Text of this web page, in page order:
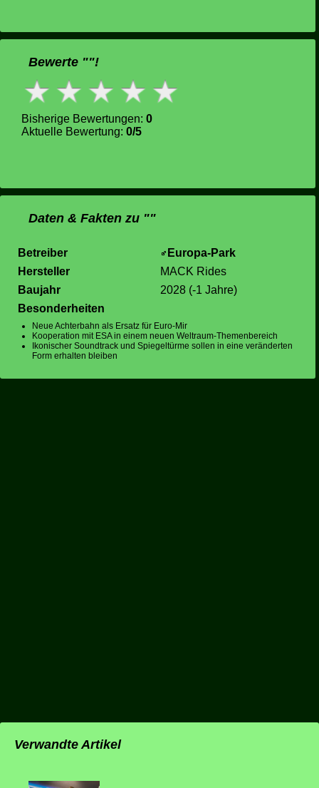
Bewerte ""!
Bisherige Bewertungen: 0
Aktuelle Bewertung: 0/5
Daten & Fakten zu ""
Betreiber
Europa-Park
Hersteller
MACK Rides
Baujahr
2028 (-1 Jahre)
Besonderheiten
Neue Achterbahn als Ersatz für Euro-Mir
Kooperation mit ESA in einem neuen Weltraum-Themenbereich
Ikonischer Soundtrack und Spiegeltürme sollen in eine veränderten
Form erhalten bleiben
Verwandte Artikel